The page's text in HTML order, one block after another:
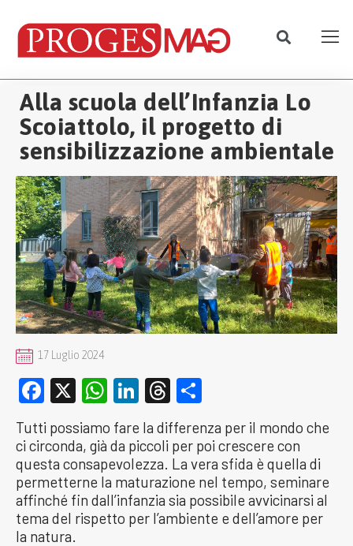
Alla scuola dell’Infanzia Lo
Scoiattolo, il progetto di
sensibilizzazione ambientale
17 Luglio 2024
Facebook
X WhatsApp
LinkedIn
Threads
Tutti possiamo fare la differenza per il mondo che
ci circonda, già da piccoli per poi crescere con
questa consapevolezza. La vera sfida è quella di
permetterne la maturazione nel tempo, seminare
affinché fin dall’infanzia sia possibile avvicinarsi al
tema del rispetto per l’ambiente e dell’amore per
la natura.